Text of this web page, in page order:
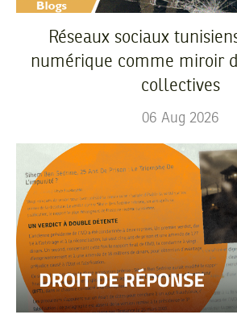
Réseaux sociaux
numérique comme miroir
collectives
06 Aug 2026